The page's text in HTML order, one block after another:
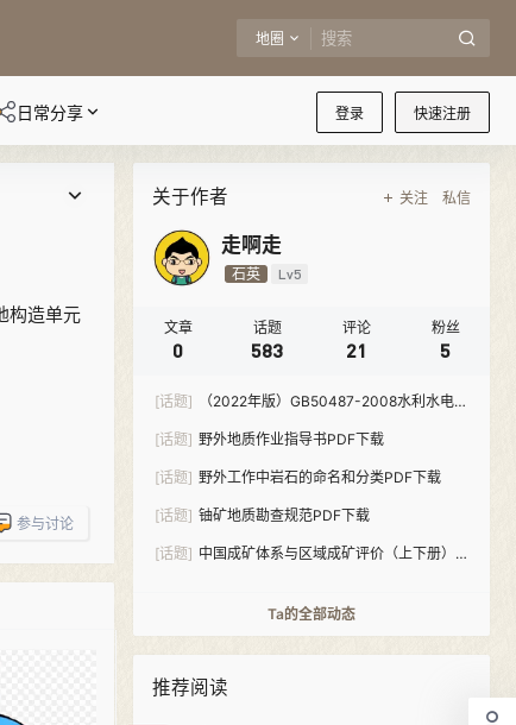
地圈
登录 快速注册
日常分享
构造单元
参与讨论
关于作者 关注 私信
走啊走
石英 Lv5
文章
0
话题
583
评论
21
粉丝
5
[话题]
（2022年版）GB50487-2008水利水电工
[话题] 野外地质作业指导书PDF下载
[话题] 野外工作中岩石的命名和分类PDF下载
[话题] 铀矿地质勘查规范PDF下载
[话题] 中国成矿体系与区域成矿评价（上下册）
Ta的全部动态
推荐阅读